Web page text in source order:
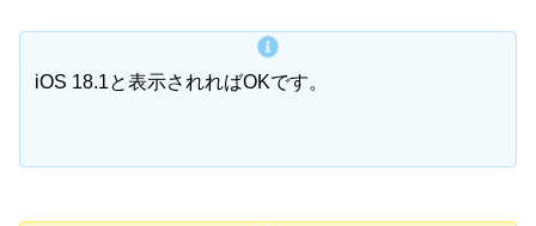
iOS 18.1と表示されればOKです。